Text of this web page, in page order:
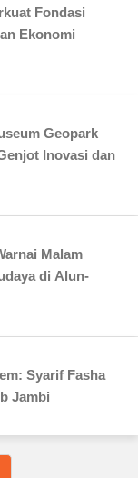
Fondasi
Ekonomi
Geopark
Inovasi dan
Malam
di Alun-
Syarif Fasha
Jambi